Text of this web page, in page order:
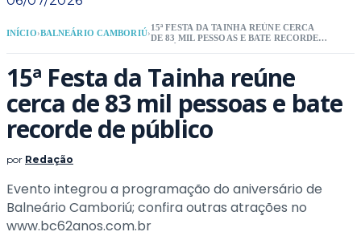
INÍCIO›BALNEÁRIO CAMBORIÚ›
15ª FESTA DA TAINHA REÚNE CERCA
DE 83 MIL PESSOAS E BATE RECORDE
15ª Festa da Tainha reúne
cerca de 83 mil pessoas e bate
recorde de público
por Redação
Evento integrou a programação do aniversário de
Balneário Camboriú; confira outras atrações no
www.bc62anos.com.br